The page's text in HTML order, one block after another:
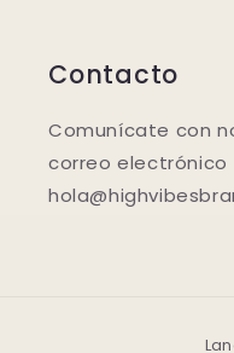
Contacto
Comunícate con
correo electrónico